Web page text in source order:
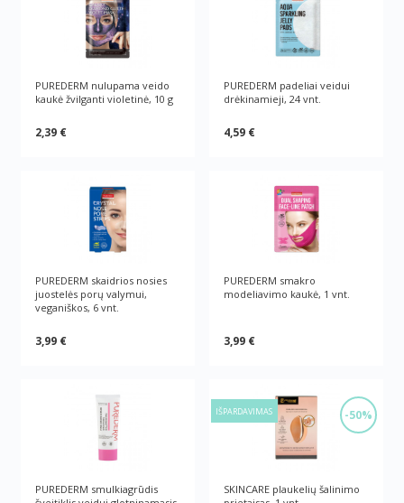
PUREDERM nulupama veido
kaukė žvilganti violetinė, 10 g
2,39 €
PUREDERM padeliai veidui
drėkinamieji, 24 vnt.
4,59 €
PUREDERM skaidrios nosies
juostelės porų valymui,
veganiškos, 6 vnt.
3,99 €
PUREDERM smakro
modeliavimo kaukė, 1 vnt.
3,99 €
PUREDERM smulkiagrūdis
-50%
IŠPARDAVIMAS
SKINCARE plaukelių šalinimo